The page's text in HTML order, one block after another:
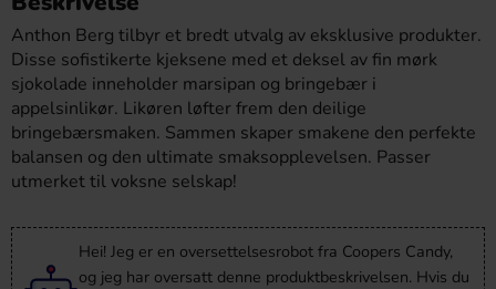
Anthon Berg tilbyr et bredt utvalg av eksklusive produkter.
Disse sofistikerte kjeksene med et deksel av fin mørk
sjokolade inneholder marsipan og bringebær i
appelsinlikør. Likøren løfter frem den deilige
bringebærsmaken. Sammen skaper smakene den perfekte
balansen og den ultimate smaksopplevelsen. Passer
utmerket til voksne selskap!
Hei! Jeg er en oversettelsesrobot fra Coopers Candy,
og jeg har oversatt denne produktbeskrivelsen. Hvis du